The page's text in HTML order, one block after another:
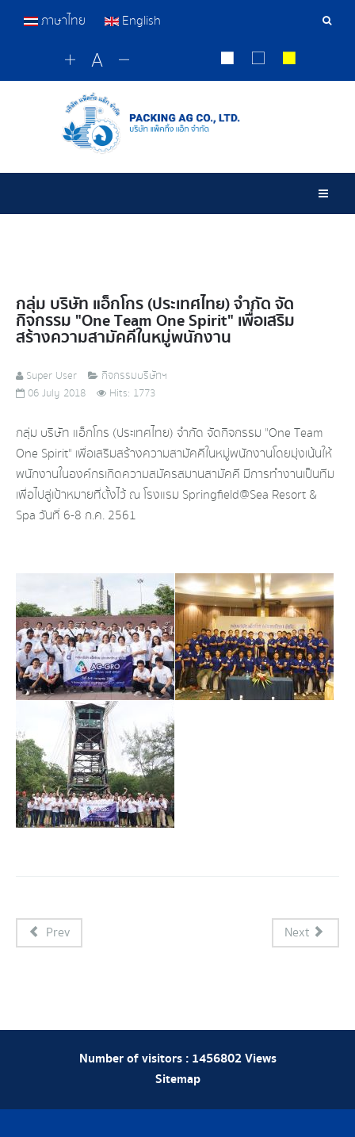
ภาษาไทย English
กลุ่ม บริษัท แอ็กโกร (ประเทศไทย) จำกัด จัด
กิจกรรม "One Team One Spirit" เพื่อเสริม
สร้างความสามัคคีในหมู่พนักงาน
Super User
กิจกรรมบริษัทฯ
06 July 2018
Hits: 1773
กลุ่ม บริษัท แอ็กโกร (ประเทศไทย) จำกัด จัดกิจกรรม "One Team
One Spirit" เพื่อเสริมสร้างความสามัคคีในหมู่พนักงานโดยมุ่งเน้นให้
พนักงานในองค์กรเกิดความสมัครสมานสามัคคี มีการทำงานเป็นทีม
เพื่อไปสู่เป้าหมายที่ตั้งไว้ ณ โรงแรม Springfield@Sea Resort &
Spa วันที่ 6-8 ก.ค. 2561
Prev Next
Number of visitors : 1456802Views
Sitemap